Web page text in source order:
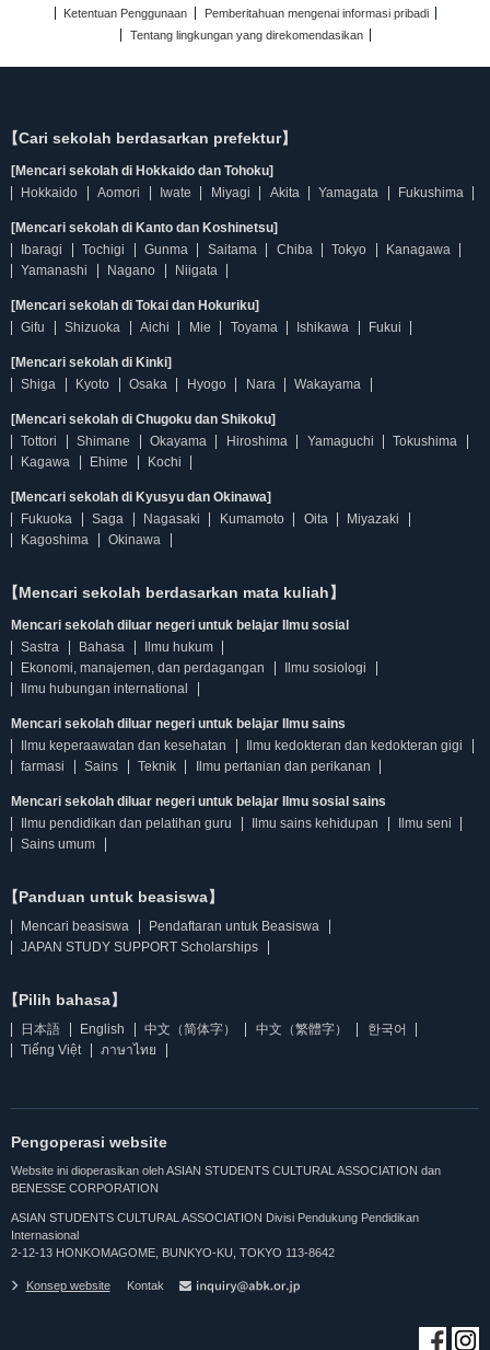
Ketentuan Penggunaan
Pemberitahuan mengenai informasi pribadi
Tentang lingkungan yang direkomendasikan
【Cari sekolah berdasarkan prefektur】
[Mencari sekolah di Hokkaido dan Tohoku]
Hokkaido
Aomori Iwate Miyagi Akita Yamagata Fukushima
[Mencari sekolah di Kanto dan Koshinetsu]
Ibaragi
Tochigi Gunma Saitama Chiba Tokyo
Kanagawa
Yamanashi
Nagano Niigata
[Mencari sekolah di Tokai dan Hokuriku]
Gifu
Shizuoka Aichi Mie Toyama Ishikawa Fukui
[Mencari sekolah di Kinki]
Shiga
Kyoto Osaka Hyogo Nara Wakayama
[Mencari sekolah di Chugoku dan Shikoku]
Tottori
Shimane Okayama Hiroshima Yamaguchi
Tokushima
Kagawa
Ehime Kochi
[Mencari sekolah di Kyusyu dan Okinawa]
Fukuoka
Saga Nagasaki Kumamoto Oita
Miyazaki
Kagoshima
Okinawa
【Mencari sekolah berdasarkan mata kuliah】
Mencari sekolah diluar negeri untuk belajar Ilmu sosial
Sastra
Bahasa
Ilmu hukum
Ekonomi, manajemen, dan perdagangan
Ilmu sosiologi
Ilmu hubungan international
Mencari sekolah diluar negeri untuk belajar Ilmu sains
Ilmu keperaawatan dan kesehatan
Ilmu kedokteran dan kedokteran gigi
farmasi
Sains Teknik Ilmu pertanian dan perikanan
Mencari sekolah diluar negeri untuk belajar Ilmu sosial sains
Ilmu pendidikan dan pelatihan guru
Ilmu sains kehidupan
Ilmu seni
Sains umum
【Panduan untuk beasiswa】
Mencari beasiswa
Pendaftaran untuk Beasiswa
JAPAN STUDY SUPPORT Scholarships
【Pilih bahasa】
日本語 English 中文（简体字） 中文（繁體字）
한국어
Tiếng Việt
ภาษาไทย
Pengoperasi website
Website ini dioperasikan oleh ASIAN STUDENTS CULTURAL ASSOCIATION dan
BENESSE CORPORATION
ASIAN STUDENTS CULTURAL ASSOCIATION Divisi Pendukung Pendidikan
Internasional
2-12-13 HONKOMAGOME, BUNKYO-KU, TOKYO 113-8642
Konsep website Kontak